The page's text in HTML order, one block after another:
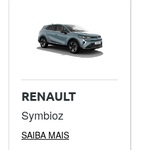
RENAULT
Symbioz
SAIBA MAIS